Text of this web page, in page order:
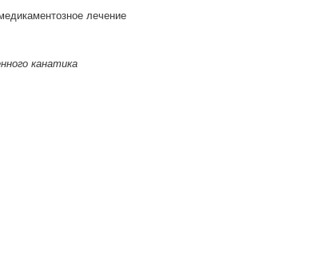
лечение
канатика